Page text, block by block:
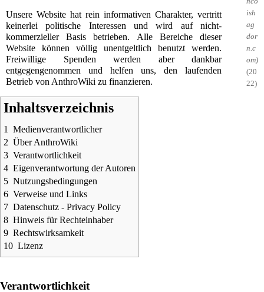
(20
22)
Unsere Website hat rein informativen Charakter, vertritt
keinerlei politische Interessen und wird auf nicht-
kommerzieller Basis betrieben. Alle Bereiche dieser
Website können völlig unentgeltlich benutzt werden.
Freiwillige Spenden werden aber dankbar
entgegengenommen und helfen uns, den laufenden
Betrieb von AnthroWiki zu finanzieren.
Inhaltsverzeichnis
1
Medienverantwortlicher
2 Über AnthroWiki
3 Verantwortlichkeit
4 Eigenverantwortung der Autoren
5 Nutzungsbedingungen
6 Verweise und Links
7 Datenschutz - Privacy Policy
8 Hinweis für Rechteinhaber
9 Rechtswirksamkeit
10 Lizenz
Verantwortlichkeit